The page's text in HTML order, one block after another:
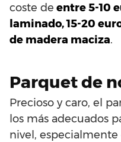
coste de entre 5-10
laminado, 15-20
de madera maciza.
Parquet de
Precioso y caro, el
los más adecuados
nivel,